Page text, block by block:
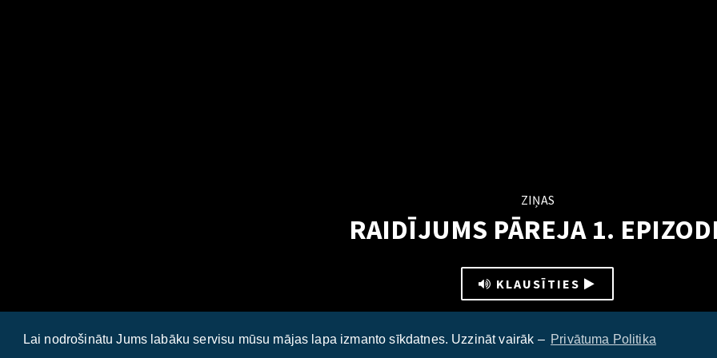
Lai nodrošinātu Jums labāku servisu mūsu mājas lapa izmanto sīkdatnes. Uzzināt vairāk – Privātuma Politika
ZIŅAS
RAIDĪJUMS PĀREJA 1.
KLAUSĪTIES